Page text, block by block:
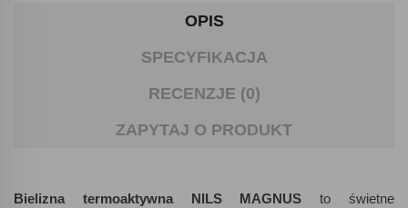
OPIS
SPECYFIKACJA
RECENZJE (0)
ZAPYTAJ O PRODUKT
Bielizna termoaktywna NILS MAGNUS to świetne